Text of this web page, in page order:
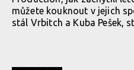
můžete kouknout v jejich
stál Vrbitch a Kuba Pešek,